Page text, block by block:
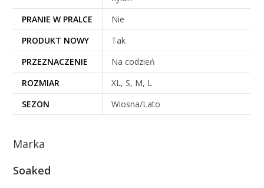
PRANIE W PRALCE
Nie
PRODUKT NOWY
Tak
PRZEZNACZENIE
Na codzień
ROZMIAR
XL, S, M, L
SEZON
Wiosna/Lato
Marka
Soaked